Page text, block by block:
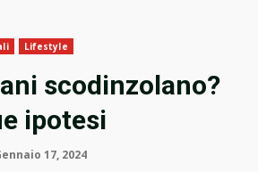
Lifestyle
scodinzolano?
ipotesi
17, 2024